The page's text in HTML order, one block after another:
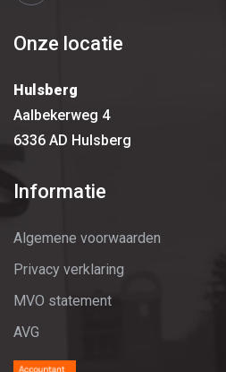
Onze locatie
Hulsberg
Aalbekerweg 4
6336 AD Hulsberg
Informatie
Algemene voorwaarden
Privacy verklaring
MVO statement
AVG